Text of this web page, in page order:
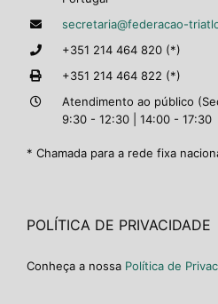
secretaria@federacao-
+351 214 464 820 (*)
+351 214 464 822 (*)
Atendimento ao público
9:30 - 12:30 | 14:00 - 17:30
* Chamada para a rede fixa
POLÍTICA DE PRIVACIDADE
Conheça a nossa Política de